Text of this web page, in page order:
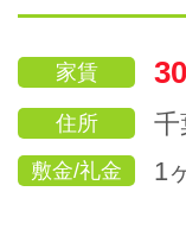
家賃
住所 千
敷金/礼金 1